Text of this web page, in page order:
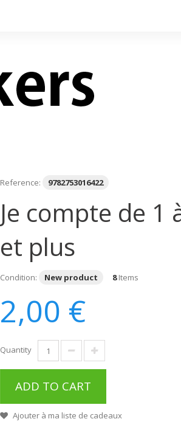
Reference: 9782753016422
Je compte de 1
et plus
Condition: New product 8 Items
2,00 €
Quantity
ADD TO CART
Ajouter à ma liste de cadeaux